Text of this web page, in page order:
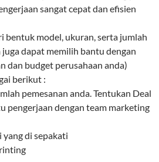
sangat cepat dan efisien
bentuk model, ukuran, serta jumlah
dapat memilih bantu dengan
dan budget perusahaan anda)
berikut :
pemesanan anda. Tentukan Deal
pengerjaan dengan team marketing
yang di sepakati